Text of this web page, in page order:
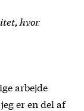
hvor
arbejde
er en del af